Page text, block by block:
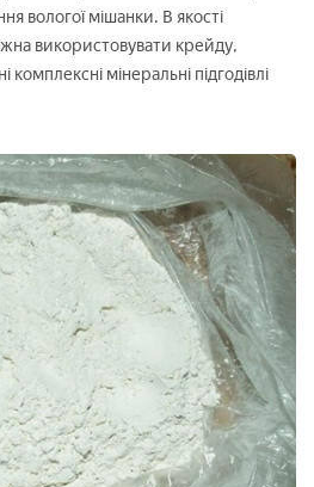
вологої мішанки. В якості
використовувати крейду,
мінеральні підгодівлі